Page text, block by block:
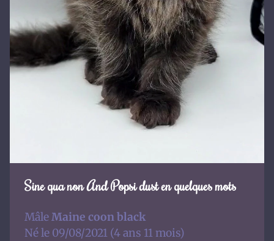
Sine qua non And Popsi dust en quelques mots
MâleMaine coon black
Né le 09/08/2021 (4 ans 11 mois)